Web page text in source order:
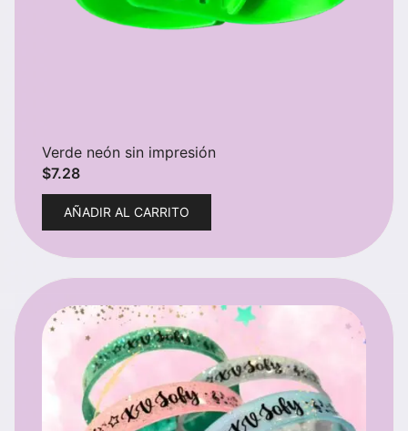
Verde neón sin impresión
$7.28
AÑADIR AL CARRITO
¡OFERTA!